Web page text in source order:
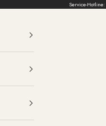
Service-Hotline: